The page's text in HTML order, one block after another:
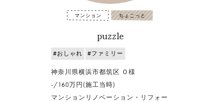
マンション ちょこっと
puzzle
#おしゃれ #ファミリー
神奈川県横浜市都筑区 Ｏ様
-/160万円(施工当時)
マンションリノベーション・リフォー